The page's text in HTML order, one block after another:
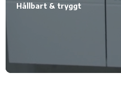
Hållbart & tryggt